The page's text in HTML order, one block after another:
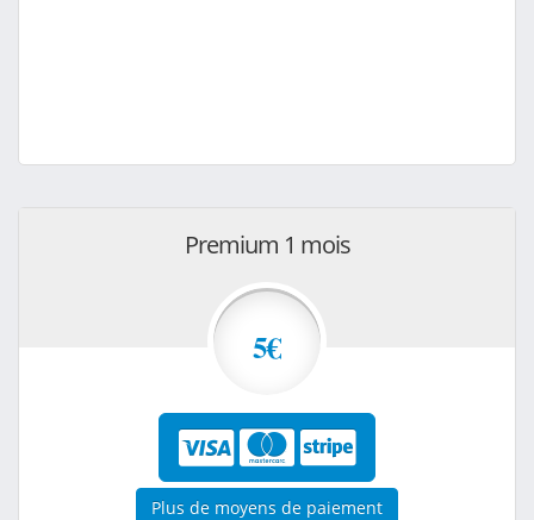
Premium 1 mois
5€
Plus de moyens de paiement